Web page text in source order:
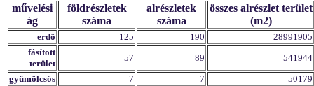
művelési
ág
földrészletek
száma
alrészletek
száma
összes alrészlet terület
(m2)
erdő 125 190
28991905
fásított
terület
57 89
541944
gyümölcsös
7 7
50179